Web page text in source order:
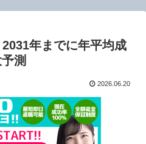
年までに年平均成
測
2026.06.20